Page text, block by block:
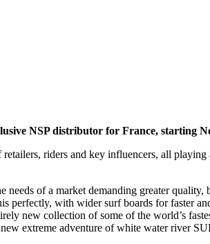
NSP distributor for France, starting
riders and key influencers, all playing
of a market demanding greater quality,
perfectly, with wider surf boards for faster
new collection of some of the world’s
extreme adventure of white water river